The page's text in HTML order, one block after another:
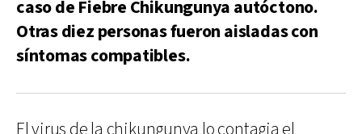
caso de Fiebre Chikungunya autóctono.
Otras diez personas fueron aisladas con
síntomas compatibles.
El virus de la chikungunya lo contagia el